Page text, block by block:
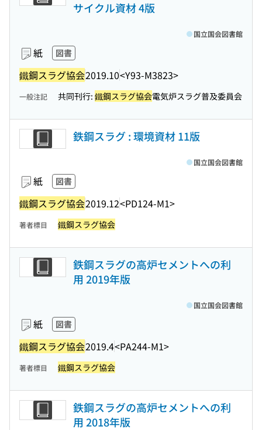
サイクル資材 4版
紙 図書
鐵鋼スラグ協会2019.10<Y93-M3823>
国立国会図書館
一般注記 共同刊行: 鐵鋼スラグ協会電気炉スラグ普及委員会
鉄鋼スラグ : 環境資材 11版
紙 図書
鐵鋼スラグ協会2019.12<PD124-M1>
国立国会図書館
著者標目 鐵鋼スラグ協会
鉄鋼スラグの高炉セメントへの利
用 2019年版
紙 図書
鐵鋼スラグ協会2019.4<PA244-M1>
国立国会図書館
著者標目 鐵鋼スラグ協会
鉄鋼スラグの高炉セメントへの利
用 2018年版